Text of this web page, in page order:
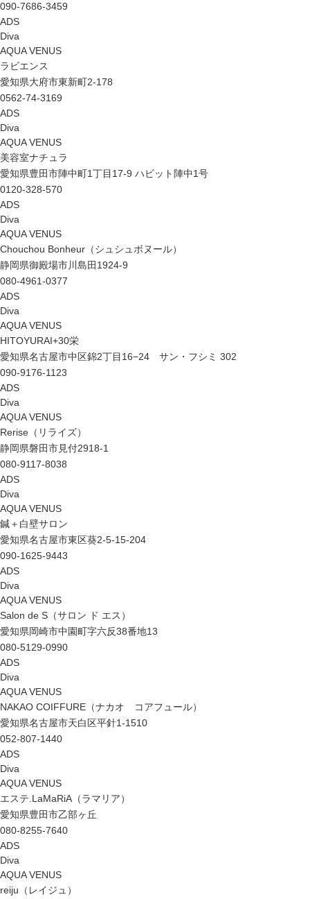
090-7686-3459
ADS
Diva
AQUA VENUS
ラビエンス
愛知県大府市東新町2-178
0562-74-3169
ADS
Diva
AQUA VENUS
美容室ナチュラ
愛知県豊田市陣中町1丁目17-9 ハビット陣中1号
0120-328-570
ADS
Diva
AQUA VENUS
Chouchou Bonheur（シュシュボヌール）
静岡県御殿場市川島田1924-9
080-4961-0377
ADS
Diva
AQUA VENUS
HITOYURAI+30栄
愛知県名古屋市中区錦2丁目16−24 サン・フシミ 302
090-9176-1123
ADS
Diva
AQUA VENUS
Rerise（リライズ）
静岡県磐田市見付2918-1
080-9117-8038
ADS
Diva
AQUA VENUS
鍼＋白壁サロン
愛知県名古屋市東区葵2-5-15-204
090-1625-9443
ADS
Diva
AQUA VENUS
Salon de S（サロン ド エス）
愛知県岡崎市中園町字六反38番地13
080-5129-0990
ADS
Diva
AQUA VENUS
NAKAO COIFFURE（ナカオ コアフュール）
愛知県名古屋市天白区平針1-1510
052-807-1440
ADS
Diva
AQUA VENUS
エステ.LaMaRiA（ラマリア）
愛知県豊田市乙部ヶ丘
080-8255-7640
ADS
Diva
AQUA VENUS
reiju（レイジュ）